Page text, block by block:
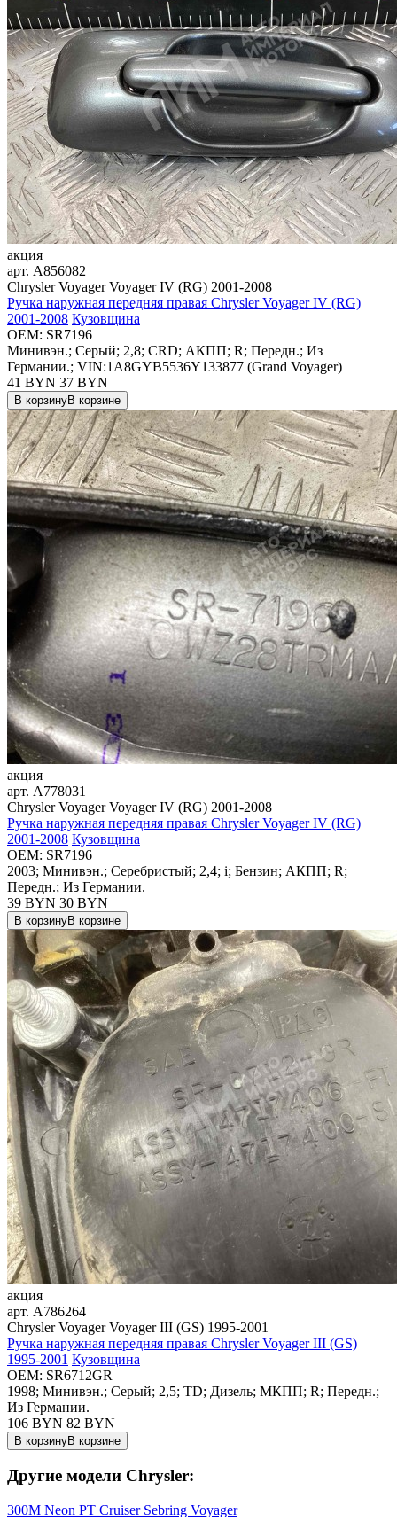
акция
арт. A856082
Chrysler Voyager Voyager IV (RG) 2001-2008
Ручка наружная передняя правая Chrysler Voyager IV (RG)
2001-2008 Кузовщина
OEM: SR7196
Минивэн.; Серый; 2,8; CRD; АКПП; R; Передн.; Из
Германии.; VIN:1A8GYB5536Y133877 (Grand Voyager)
41 BYN 37 BYN
В корзинуВ корзине
акция
арт. A778031
Chrysler Voyager Voyager IV (RG) 2001-2008
Ручка наружная передняя правая Chrysler Voyager IV (RG)
2001-2008 Кузовщина
OEM: SR7196
2003; Минивэн.; Серебристый; 2,4; i; Бензин; АКПП; R;
Передн.; Из Германии.
39 BYN 30 BYN
В корзинуВ корзине
акция
арт. A786264
Chrysler Voyager Voyager III (GS) 1995-2001
Ручка наружная передняя правая Chrysler Voyager III (GS)
1995-2001 Кузовщина
OEM: SR6712GR
1998; Минивэн.; Серый; 2,5; TD; Дизель; МКПП; R; Передн.;
Из Германии.
106 BYN 82 BYN
В корзинуВ корзине
Другие модели Chrysler:
300M Neon PT Cruiser Sebring Voyager